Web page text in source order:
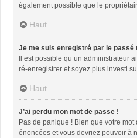
également possible que le
Haut
Je me suis enregistré par le passé
Il est possible qu’un administrateur
ré-enregistrer et soyez plus investi
Haut
J’ai perdu mon mot de passe !
Pas de panique ! Bien que votre
énoncées et vous devriez pouvoir à